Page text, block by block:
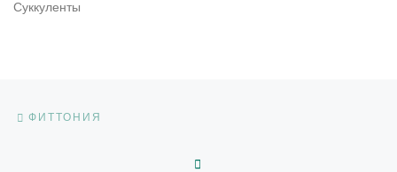
Суккуленты
ФИТТОНИЯ